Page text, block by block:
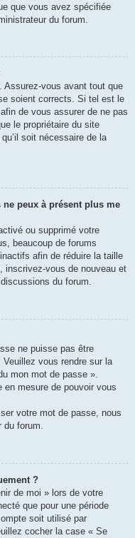
que vous avez spécifiée
du forum.
Assurez-vous avant tout que
soient corrects. Si tel est le
de vous assurer de ne pas
le propriétaire du site
soit nécessaire de la
peux à présent plus me
ou supprimé votre
beaucoup de forums
afin de réduire la taille
inscrivez-vous de nouveau et
du forum.
ne puisse pas être
vous rendre sur la
mon mot de passe ».
mesure de pouvoir vous
votre mot de passe, nous
du forum.
?
de moi » lors de votre
que pour une période
soit utilisé par
cocher la case « Se